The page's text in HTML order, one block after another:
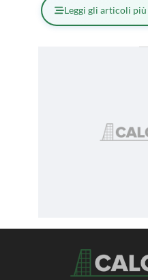
Leggi gli articoli